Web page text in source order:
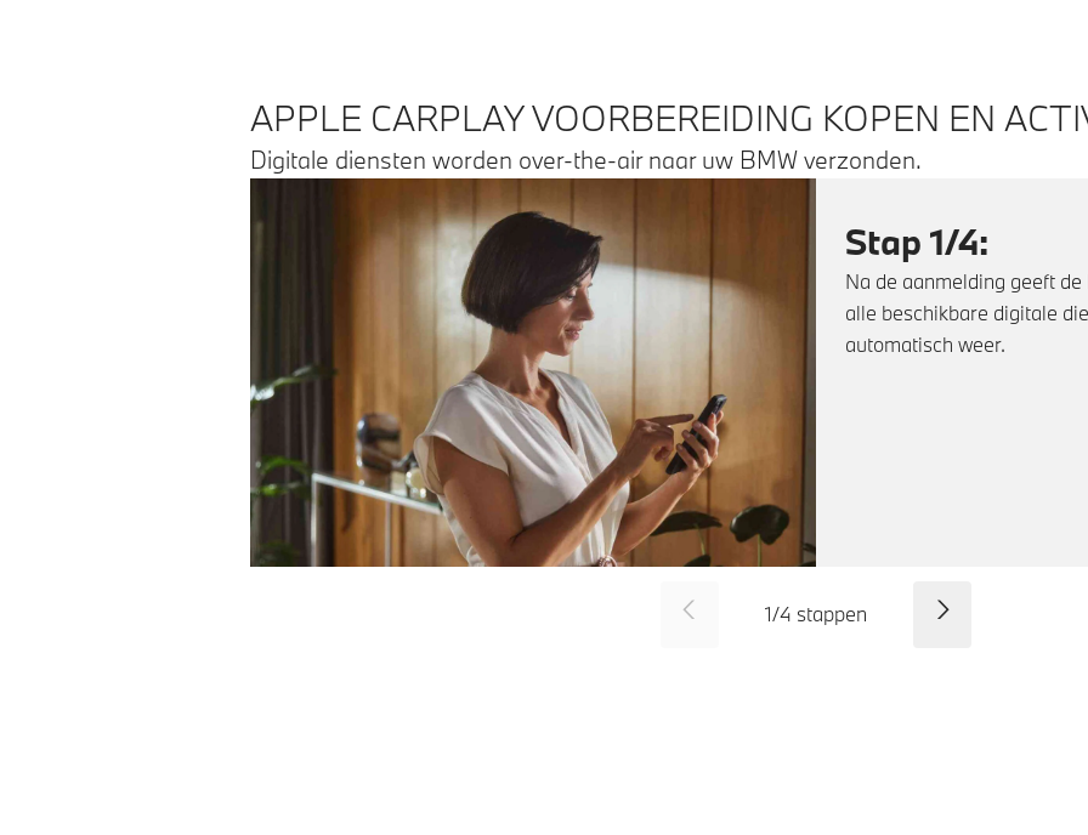
APPLE CARPLAY VOORBEREIDING KOPEN EN
Digitale diensten worden over-the-air naar uw BMW verzonden.
Stap 1/4:
Na de aanmelding geeft
alle beschikbare digitale
automatisch weer.
1/4 stappen